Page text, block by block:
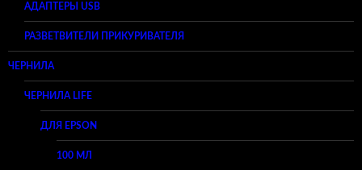
АДАПТЕРЫ USB
РАЗВЕТВИТЕЛИ ПРИКУРИВАТЕЛЯ
ЧЕРНИЛА
ЧЕРНИЛА LIFE
ДЛЯ EPSON
100 МЛ